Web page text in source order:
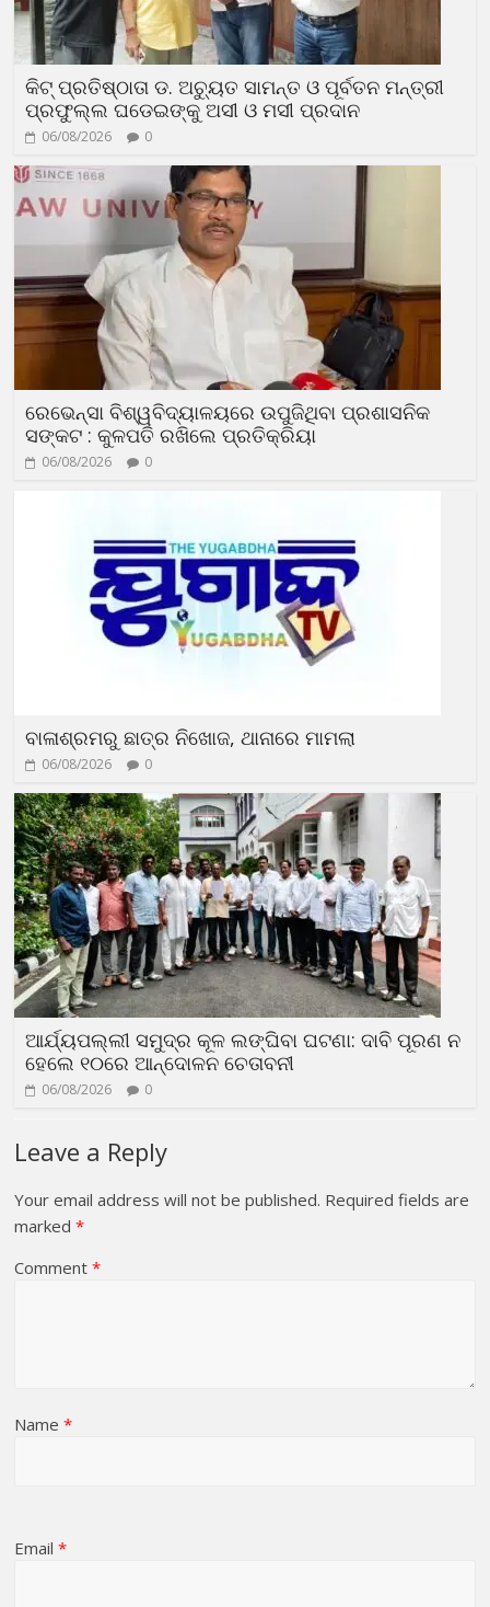
କିଟ୍ ପ୍ରତିଷ୍ଠାତା ଡ. ଅଚ୍ୟୁତ ସାମନ୍ତ ଓ ପୂର୍ବତନ ମନ୍ତ୍ରୀ
ପ୍ରଫୁଲ୍ଲ ଘଡେଇଙ୍କୁ ଅସୀ ଓ ମସୀ ପ୍ରଦାନ
06/08/2026 0
ରେଭେନ୍ସା ବିଶ୍ୱବିଦ୍ୟାଳୟରେ ଉପୁଜିଥିବା ପ୍ରଶାସନିକ
ସଙ୍କଟ : କୁଳପତି ରଖିଲେ ପ୍ରତିକ୍ରିୟା
06/08/2026 0
ବାଳାଶ୍ରମରୁ ଛାତ୍ର ନିଖୋଜ, ଥାନାରେ ମାମଲା
06/08/2026 0
ଆର୍ଯ୍ୟପଲ୍ଲୀ ସମୁଦ୍ର କୂଳ ଲଙ୍ଘିବା ଘଟଣା: ଦାବି ପୂରଣ ନ
ହେଲେ ୧୦ରେ ଆନ୍ଦୋଳନ ଚେତାବନୀ
06/08/2026 0
Leave a Reply
Your email address will not be published. Required fields are
marked*
Comment*
Name*
Email*